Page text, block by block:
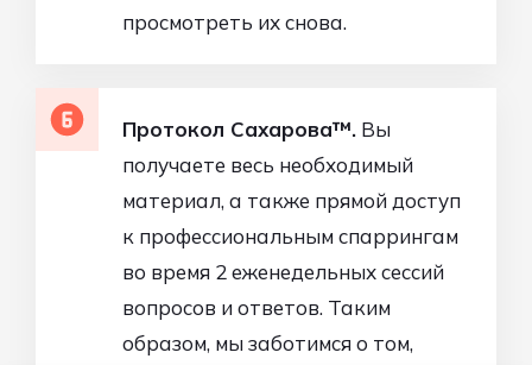
просмотреть их снова.
Протокол Сахарова™️. Вы
получаете весь необходимый
материал, а также прямой доступ
к профессиональным спаррингам
во время 2 еженедельных сессий
вопросов и ответов. Таким
образом, мы заботимся о том,